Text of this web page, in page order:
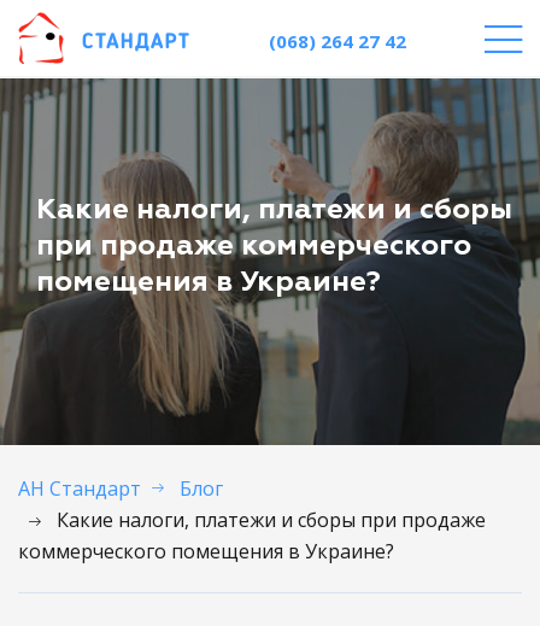
(068) 264 27 42
Какие налоги, платежи и сборы
при продаже коммерческого
помещения в Украине?
АН Стандарт
Блог
Какие налоги, платежи и сборы при продаже
коммерческого помещения в Украине?